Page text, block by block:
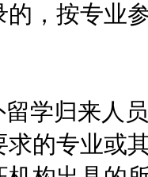
的，按专业
归来人员
求的专业或